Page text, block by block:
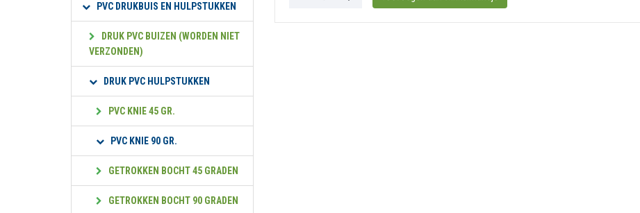
PVC DRUKBUIS EN HULPSTUKKEN
DRUK PVC BUIZEN (WORDEN NIET
VERZONDEN)
DRUK PVC HULPSTUKKEN
PVC KNIE 45 GR.
PVC KNIE 90 GR.
GETROKKEN BOCHT 45 GRADEN
GETROKKEN BOCHT 90 GRADEN